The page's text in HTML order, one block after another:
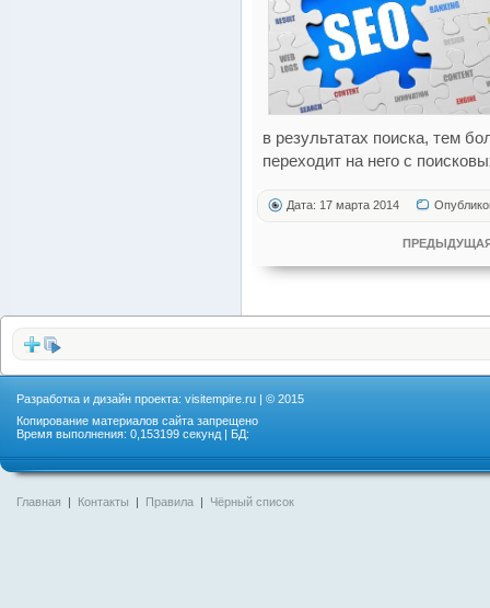
в результатах поиска, тем
переходит на него с
Дата: 17 марта 2014
Разработка и дизайн проекта: visitempire.ru | © 2015
Копирование материалов сайта запрещено
Время выполнения: 0,153199 секунд | БД:
Главная | Контакты | Правила | Чёрный список